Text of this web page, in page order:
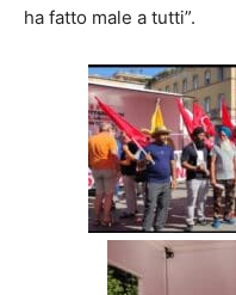
ha fatto male a tutti”.